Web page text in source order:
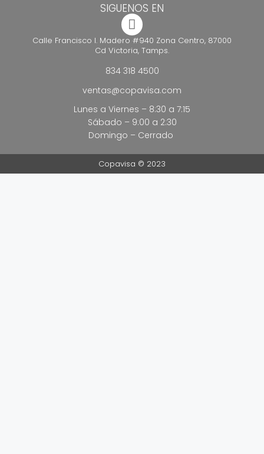
SIGUENOS EN
Calle Francisco I. Madero #940 Zona Centro, 87000
Cd Victoria, Tamps.
834 318 4500
ventas@copavisa.com
Lunes a Viernes – 8:30 a 7:15
Sábado – 9:00 a 2:30
Domingo – Cerrado
Copavisa © 2023